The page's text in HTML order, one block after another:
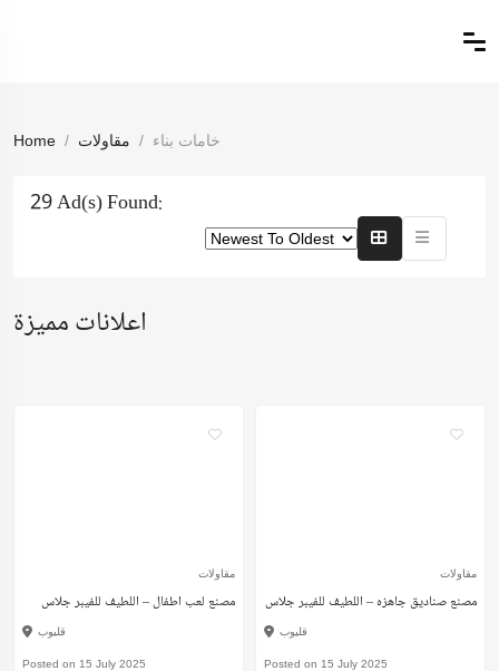
Home مقاولات خامات بناء
29 Ad(s) Found:
اعلانات مميزة
مقاولات
مصنع لعب اطفال – اللطيف للفيبر جلاس
قليوب
Posted on 15 July 2025
مقاولات
مصنع صناديق جاهزه – اللطيف للفيبر جلاس
قليوب
Posted on 15 July 2025